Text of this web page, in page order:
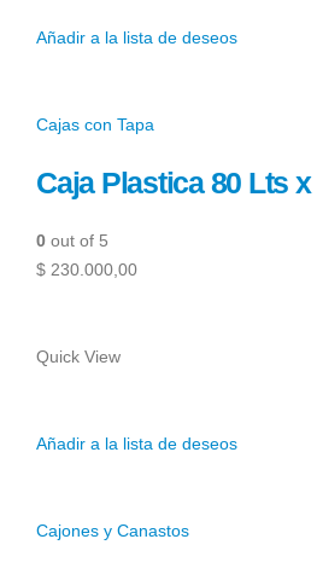
Añadir a la lista de deseos
Cajas con Tapa
Caja Plastica 80 Lts
0 out of 5
$ 230.000,00
Quick View
Añadir a la lista de deseos
Cajones y Canastos